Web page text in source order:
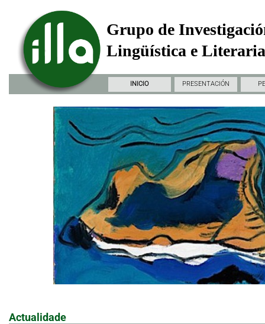
Grupo de
Lingüística e
INICIO PRESENTACIÓN
Actualidade